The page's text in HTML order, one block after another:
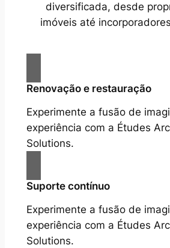
diversificada, desde
imóveis até
Renovação e restauração
Experimente a fusão de
experiência com a Études
Solutions.
Suporte contínuo
Experimente a fusão de
experiência com a Études
Solutions.